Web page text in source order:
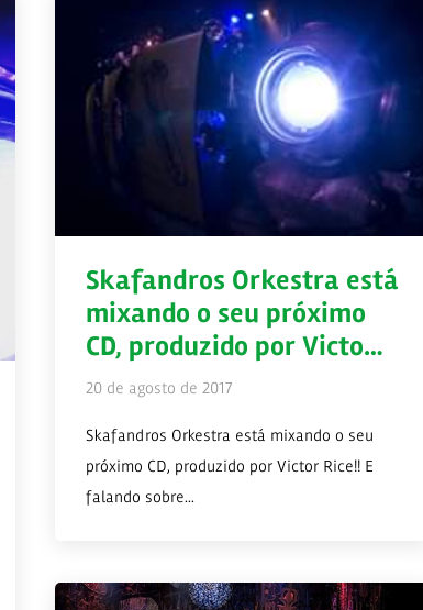
Skafandros Orkestra está
mixando o seu próximo
CD, produzido por Victo…
20 de agosto de 2017
Skafandros Orkestra está mixando o seu
próximo CD, produzido por Victor Rice!! E
falando sobre...